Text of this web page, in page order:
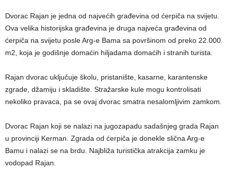
Dvorac Rajan je jedna od najvećih građevina od ćerpiča na svijetu.
Ova velika historijska građevina je druga najveća građevina od
ćerpiča na svijetu posle Arg-e Bama sa površinom od preko 22.000
m2, koja je godišnje domaćin hiljadama domaćih i stranih turista.
Rajan dvorac uključuje školu, pristanište, kasarne, karantenske
zgrade, džamiju i skladište. Stražarske kule mogu kontrolisati
nekoliko pravaca, pa se ovaj dvorac smatra nesalomljivim zamkom.
Dvorac Rajan koji se nalazi na jugozapadu sadašnjeg grada Rajan
u provinciji Kerman. Zgrada od ćerpiča je donekle slična Arg-e
Bamu i nalazi se na brdu. Najbliža turistička atrakcija zamku je
vodopad Rajan.